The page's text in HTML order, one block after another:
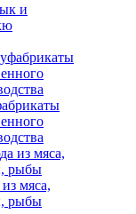
и
мяса,
рыбы